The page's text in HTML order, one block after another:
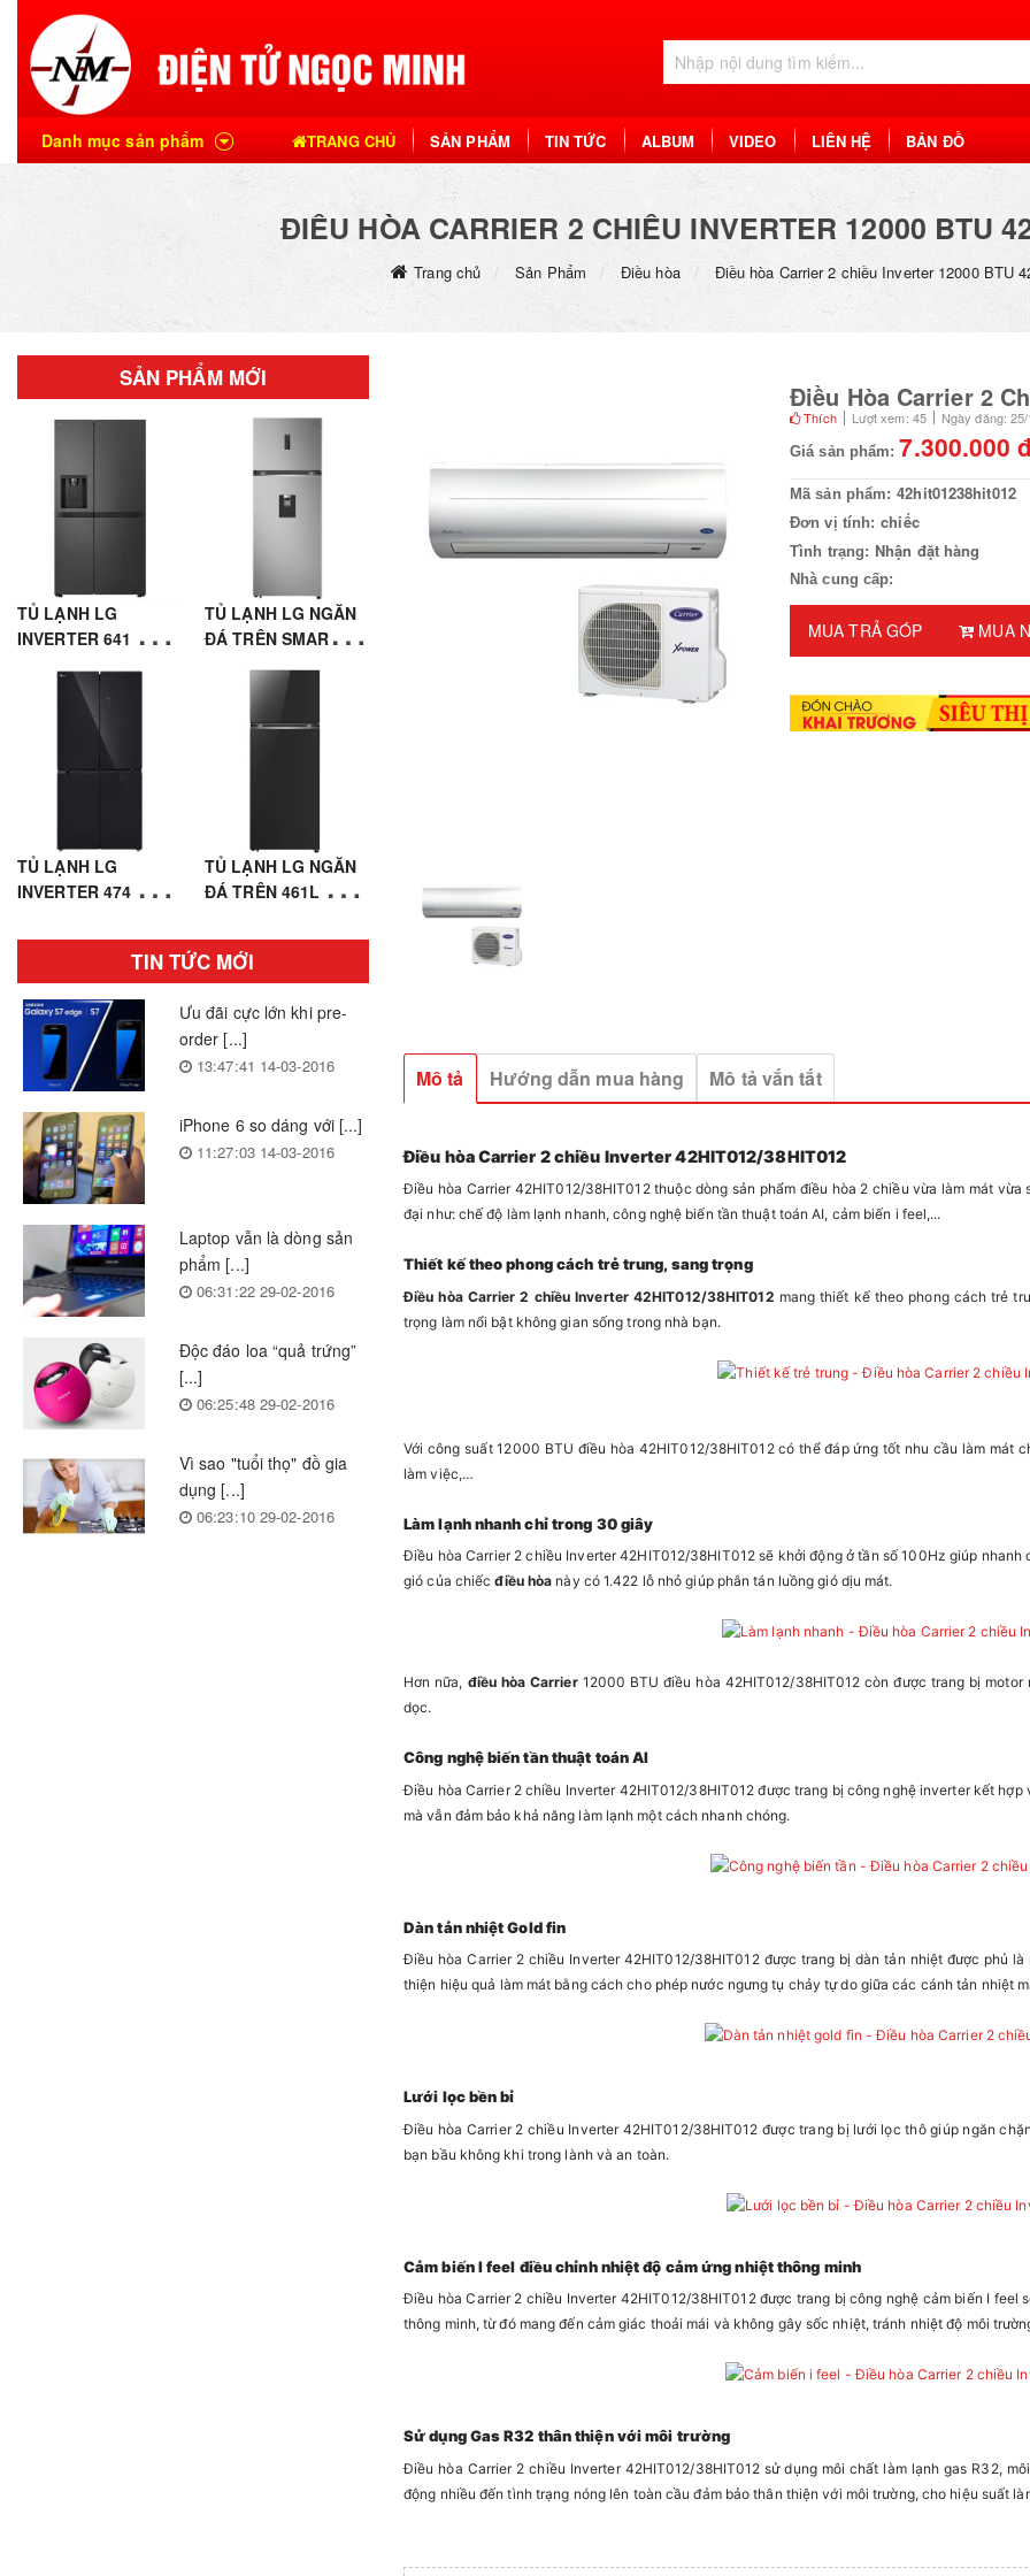
Danh mục sản phẩm TRANG CHỦ SẢN PHẨM TIN TỨC ALBUM VIDEO LIÊN HỆ BẢN ĐỒ
ĐIỀU HÒA CARRIER 2 CHIỀU INVERTER 12000 BTU
Trang chủ Sản Phẩm Điều hòa Điều hòa Carrier 2 chiều Inverter 12000 BTU
SẢN PHẨM MỚI
TỦ LẠNH LG
INVERTER 641 LÍT
LSI63BLMA
TỦ LẠNH LG NGĂN
ĐÁ TRÊN SMART
INVERTER™ 459L
MÀU BẠC
LTD46SVMA
TỦ LẠNH LG
INVERTER 474 LÍT
LFB47BLG
TỦ LẠNH LG NGĂN
ĐÁ TRÊN 461L MẶT
LTB46BLG
TIN TỨC MỚI
Ưu đãi cực lớn khi pre-
order [...]
13:47:41 14-03-2016
iPhone 6 so dáng với [...]
11:27:03 14-03-2016
Laptop vẫn là dòng sản
phẩm [...]
06:31:22 29-02-2016
Độc đáo loa “quả trứng”
[...]
06:25:48 29-02-2016
Vì sao "tuổi thọ" đồ gia
dụng [...]
06:23:10 29-02-2016
Điều Hòa Carrier 2
Thích Lượt xem: 45 Ngày đăng:
Giá sản phẩm: 7.300.000
Mã sản phẩm: 42hit01238hit012
Đơn vị tính: chiếc
Tình trạng: Nhận đặt hàng
Nhà cung cấp:
MUA TRẢ GÓP MUA
Mô tả Hướng dẫn mua hàng Mô tả vắn tắt
Điều hòa Carrier 2 chiều Inverter 42HIT012/38HIT012
Điều hòa Carrier 42HIT012/38HIT012 thuộc dòng sản phẩm điều hòa 2 chiều vừa làm mát
đại như: chế độ làm lạnh nhanh, công nghệ biến tần thuật toán AI, cảm biến i feel,...
Thiết kế theo phong cách trẻ trung, sang trọng
Điều hòa Carrier 2 chiều Inverter 42HIT012/38HIT012 mang thiết kế theo phong cách trẻ
trọng làm nổi bật không gian sống trong nhà bạn.
Với công suất 12000 BTU điều hòa 42HIT012/38HIT012 có thể đáp ứng tốt nhu cầu làm mát
làm việc,…
Làm lạnh nhanh chỉ trong 30 giây
Điều hòa Carrier 2 chiều Inverter 42HIT012/38HIT012 sẽ khởi động ở tần số 100Hz giúp
gió của chiếcđiều hòa này có 1.422 lỗ nhỏ giúp phân tán luồng gió dịu mát.
Hơn nữa, điều hòa Carrier12000 BTU điều hòa 42HIT012/38HIT012 còn được trang bị
dọc.
Công nghệ biến tần thuật toán AI
Điều hòa Carrier 2 chiều Inverter 42HIT012/38HIT012 được trang bị công nghệ inverter kết
mà vẫn đảm bảo khả năng làm lạnh một cách nhanh chóng.
Dàn tản nhiệt Gold fin
Điều hòa Carrier 2 chiều Inverter 42HIT012/38HIT012 được trang bị dàn tản nhiệt được phủ
thiện hiệu quả làm mát bằng cách cho phép nước ngưng tụ chảy tự do giữa các cánh tản nhiệt
Lưới lọc bền bỉ
Điều hòa Carrier 2 chiều Inverter 42HIT012/38HIT012 được trang bị lưới lọc thô giúp ngăn
bạn bầu không khi trong lành và an toàn.
Cảm biến I feel điều chỉnh nhiệt độ cảm ứng nhiệt thông minh
Điều hòa Carrier 2 chiều Inverter 42HIT012/38HIT012 được trang bị công nghệ cảm biến I
thông minh, từ đó mang đến cảm giác thoải mái và không gây sốc nhiệt, tránh nhiệt độ môi
Sử dụng Gas R32 thân thiện với môi trường
Điều hòa Carrier 2 chiều Inverter 42HIT012/38HIT012 sử dụng môi chất làm lạnh gas R32,
động nhiều đến tình trạng nóng lên toàn cầu đảm bảo thân thiện với môi trường, cho hiệu suất